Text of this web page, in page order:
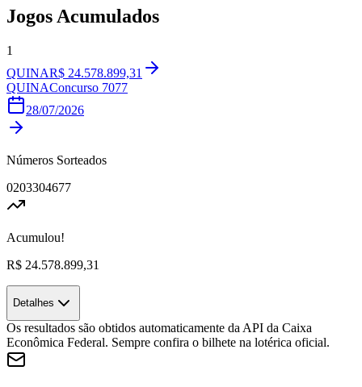
Jogos Acumulados
1
QUINAR$ 24.578.899,31
QUINAConcurso 7077
28/07/2026
Números Sorteados
0203304677
Acumulou!
R$ 24.578.899,31
Detalhes
Os resultados são obtidos automaticamente da API da Caixa
Econômica Federal. Sempre confira o bilhete na lotérica oficial.